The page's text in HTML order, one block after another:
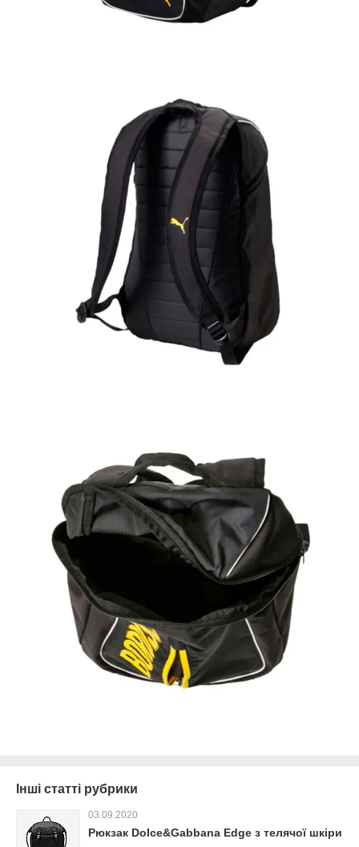
Інші статті рубрики
03.09.2020
Рюкзак Dolce&Gabbana Edge з телячої шкіри